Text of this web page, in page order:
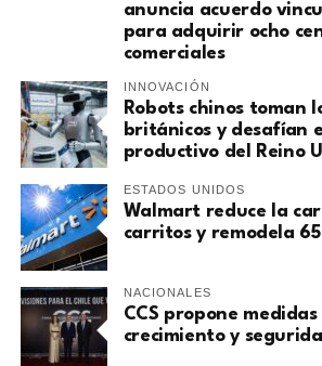
anuncia acuerdo
para adquirir ocho
comerciales
INNOVACIÓN
Robots chinos toman
británicos y desafían
productivo del Reino
ESTADOS UNIDOS
Walmart reduce la
carritos y remodela
NACIONALES
CCS propone medidas
crecimiento y